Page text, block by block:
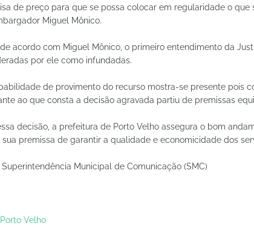
de preço para que se possa colocar em regularidade o que
Miguel Mônico.
acordo com Miguel Mônico, o primeiro entendimento da
por ele como infundadas.
de provimento do recurso mostra-se presente pois
ao que consta a decisão agravada partiu de premissas
decisão, a prefeitura de Porto Velho assegura o bom
sua premissa de garantir a qualidade e economicidade dos
Superintendência Municipal de Comunicação (SMC)
Porto Velho